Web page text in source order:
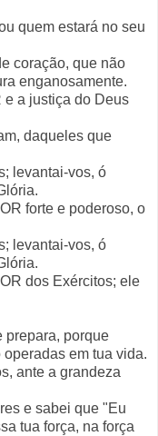
quem estará no seu
coração, que não
enganosamente.
e a justiça do Deus
daqueles que
levantai-vos, ó
forte e poderoso, o
levantai-vos, ó
dos Exércitos; ele
prepara, porque
em tua vida.
ante a grandeza
e sabei que "Eu
tua força, na força